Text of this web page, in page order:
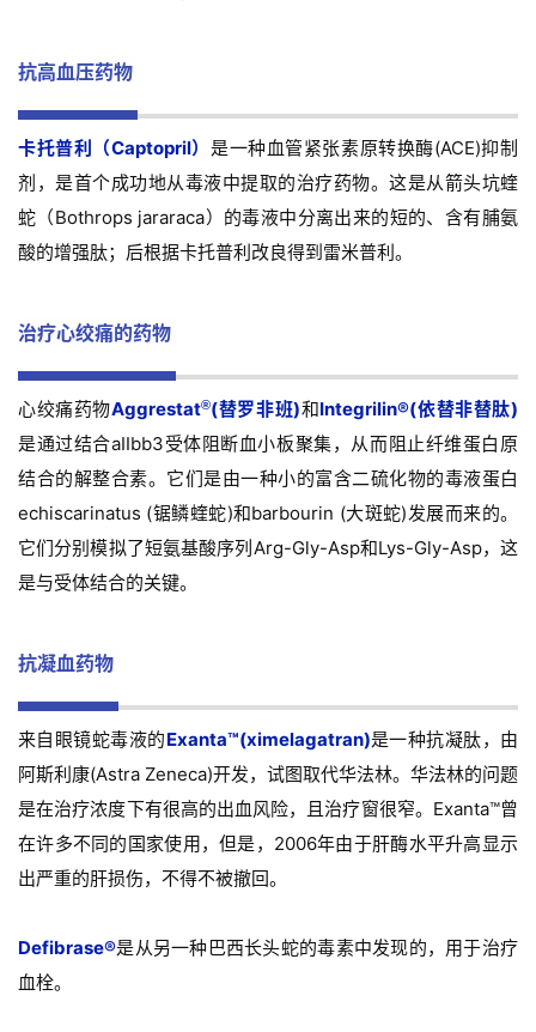
抗高血压药物
卡托普利（Captopril） 是一种血管紧张素原转换酶(ACE)抑制
剂，是首个成功地从毒液中提取的治疗药物。这是从箭头坑蝰
蛇（Bothrops jararaca）的毒液中分离出来的短的、含有脯氨
酸的增强肽；后根据卡托普利改良得到雷米普利。
治疗心绞痛的药物
心绞痛药物Aggrestat®(替罗非班)和Integrilin®(依替非替肽)
是通过结合aIIbb3受体阻断血小板聚集，从而阻止纤维蛋白原
结合的解整合素。它们是由一种小的富含二硫化物的毒液蛋白
echiscarinatus (锯鳞蝰蛇)和barbourin (大斑蛇)发展而来的。
它们分别模拟了短氨基酸序列Arg-Gly-Asp和Lys-Gly-Asp，这
是与受体结合的关键。
抗凝血药物
来自眼镜蛇毒液的Exanta™(ximelagatran)是一种抗凝肽，由
阿斯利康(Astra Zeneca)开发，试图取代华法林。华法林的问题
是在治疗浓度下有很高的出血风险，且治疗窗很窄。Exanta™曾
在许多不同的国家使用，但是，2006年由于肝酶水平升高显示
出严重的肝损伤，不得不被撤回。
Defibrase®是从另一种巴西长头蛇的毒素中发现的，用于治疗
血栓。